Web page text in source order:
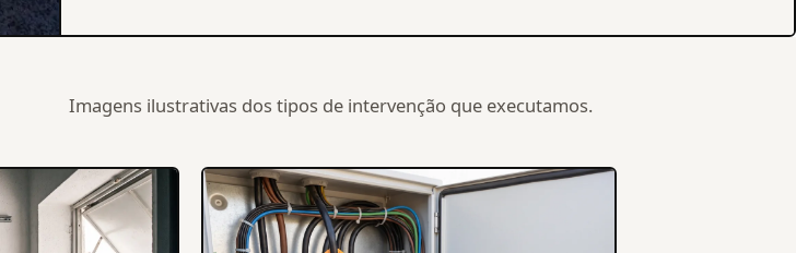
Imagens ilustrativas dos tipos de intervenção que executamos.